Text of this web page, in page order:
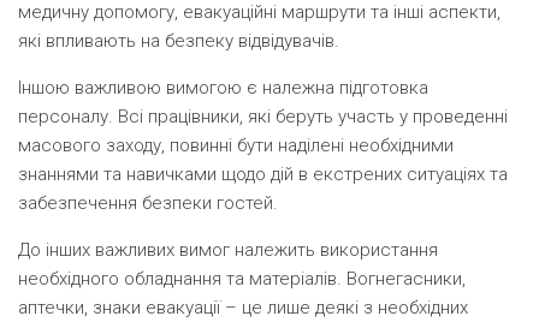
медичну допомогу, евакуаційні маршрути та інші аспекти,
які впливають на безпеку відвідувачів.
Іншою важливою вимогою є належна підготовка
персоналу. Всі працівники, які беруть участь у проведенні
масового заходу, повинні бути наділені необхідними
знаннями та навичками щодо дій в екстрених ситуаціях та
забезпечення безпеки гостей.
До інших важливих вимог належить використання
необхідного обладнання та матеріалів. Вогнегасники,
аптечки, знаки евакуації – це лише деякі з необхідних